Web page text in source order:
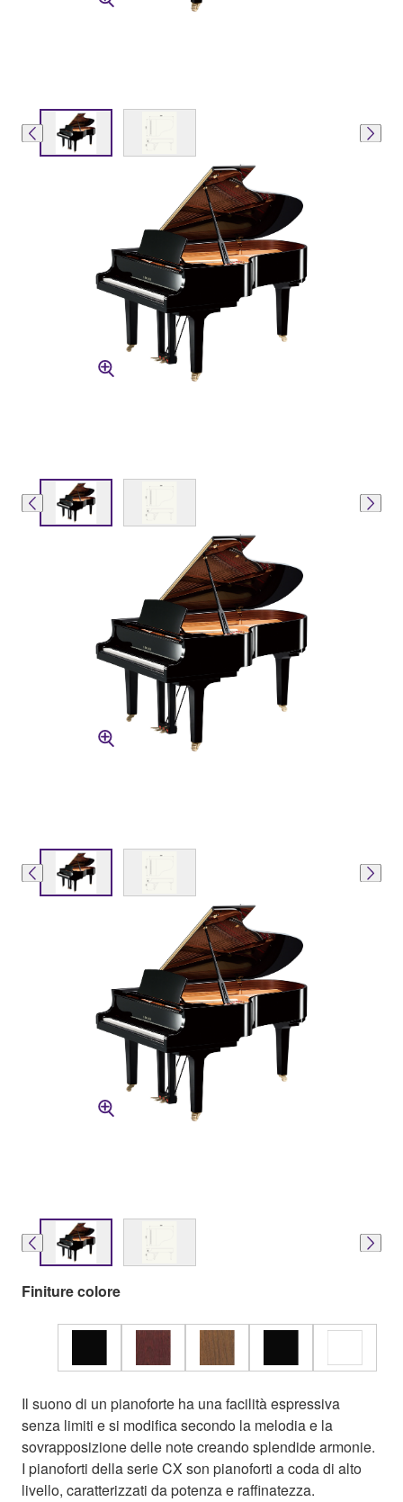
Finiture colore
Il suono di un pianoforte ha una facilità espressiva
senza limiti e si modifica secondo la melodia e la
sovrapposizione delle note creando splendide armonie.
I pianoforti della serie CX son pianoforti a coda di alto
livello, caratterizzati da potenza e raffinatezza.